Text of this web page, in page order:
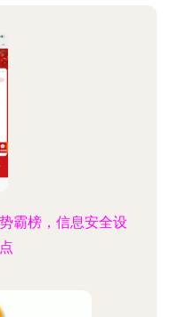
霸榜，信息安全设